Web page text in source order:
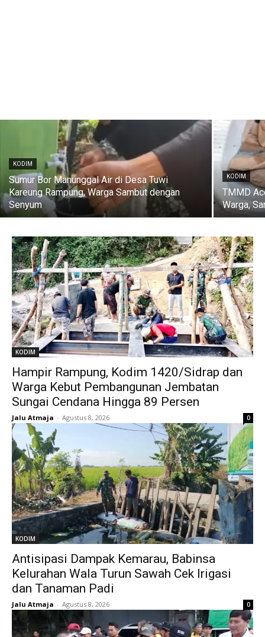
KODIM
Sumur Bor Manunggal Air di Desa Tuwi
Kareung Rampung, Warga Sambut dengan
Senyum
KODIM
TMMD
Warga,
KODIM
Hampir Rampung, Kodim 1420/Sidrap dan
Warga Kebut Pembangunan Jembatan
Sungai Cendana Hingga 89 Persen
Jalu Atmaja - Agustus 8, 2026 0
KODIM
Antisipasi Dampak Kemarau, Babinsa
Kelurahan Wala Turun Sawah Cek Irigasi
dan Tanaman Padi
Jalu Atmaja - Agustus 8, 2026 0